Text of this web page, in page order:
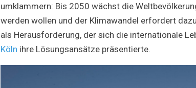
umklammern: Bis 2050 wächst die
werden wollen und der Klimawandel erfordert
als Herausforderung, der sich die internationale
Köln ihre Lösungsansätze präsentierte.